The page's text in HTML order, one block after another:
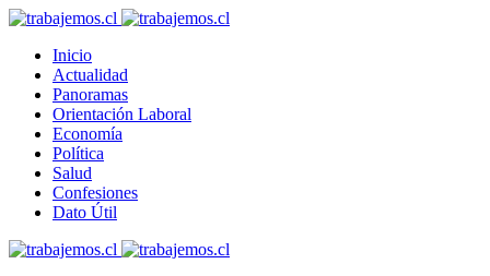
Inicio
Actualidad
Panoramas
Orientación Laboral
Economía
Política
Salud
Confesiones
Dato Útil